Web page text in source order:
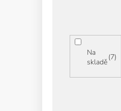
Na
skladě
7